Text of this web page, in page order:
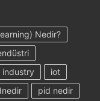
Nedir?
industry
iot
pid nedir